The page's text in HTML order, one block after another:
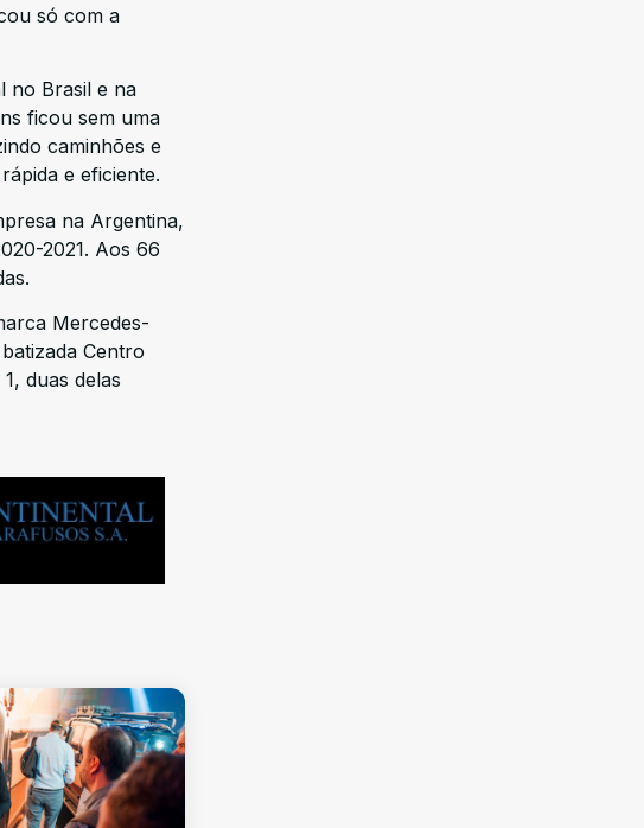
só com a
no Brasil e na
ficou sem uma
caminhões e
e eficiente.
na Argentina,
2021. Aos 66
Mercedes-
Centro
duas delas